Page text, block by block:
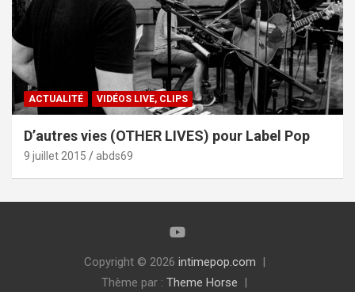
ACTUALITÉ VIDÉOS LIVE, CLIPS
D’autres vies (OTHER LIVES) pour Label Pop
9 juillet 2015 abds69
Copyright © 2026 intimepop.com
Thème par : Theme Horse